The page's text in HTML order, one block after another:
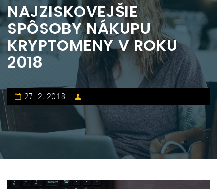
NAJZISKOVEJŠIE
SPÔSOBY NÁKUPU
KRYPTOMENY V ROKU
2018
27. 2. 2018